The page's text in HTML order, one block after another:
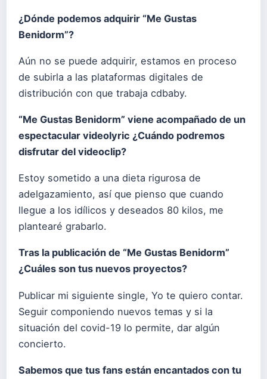
¿Dónde podemos adquirir “Me Gustas
Benidorm”?
Aún no se puede adquirir, estamos en proceso
de subirla a las plataformas digitales de
distribución con que trabaja cdbaby.
“Me Gustas Benidorm” viene acompañado de un
espectacular videolyric ¿Cuándo podremos
disfrutar del videoclip?
Estoy sometido a una dieta rigurosa de
adelgazamiento, así que pienso que cuando
llegue a los idílicos y deseados 80 kilos, me
plantearé grabarlo.
Tras la publicación de “Me Gustas Benidorm”
¿Cuáles son tus nuevos proyectos?
Publicar mi siguiente single, Yo te quiero contar.
Seguir componiendo nuevos temas y si la
situación del covid-19 lo permite, dar algún
concierto.
Sabemos que tus fans están encantados con tu